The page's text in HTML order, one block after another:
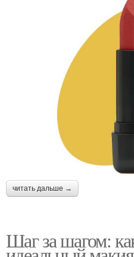
читать дальше →
Шаг за шагом: